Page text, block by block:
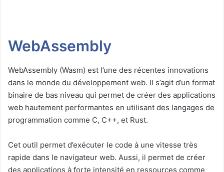
WebAssembly
WebAssembly (Wasm) est l’une des récentes innovations
dans le monde du développement web. Il s’agit d’un format
binaire de bas niveau qui permet de créer des applications
web hautement performantes en utilisant des langages de
programmation comme C, C++, et Rust.
Cet outil permet d’exécuter le code à une vitesse très
rapide dans le navigateur web. Aussi, il permet de créer
des applications à forte intensité en ressources comme